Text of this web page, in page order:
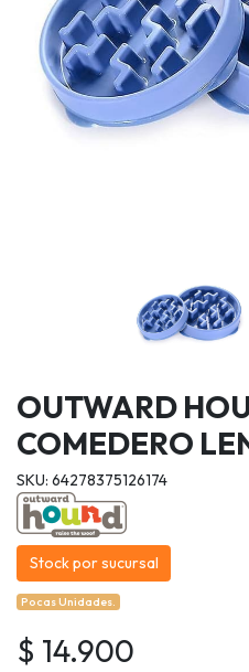
OUTWARD
COMEDERO
SKU: 64278375126174
Stock por sucursal
Pocas Unidades.
$ 14.900